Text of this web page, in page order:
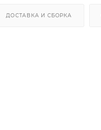
ДОСТАВКА И СБОРКА